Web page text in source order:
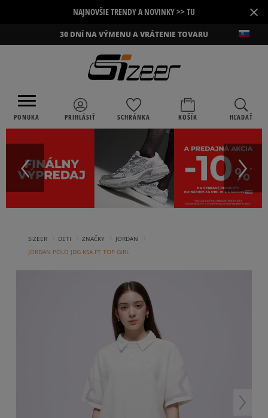
NAJNOVŠIE TRENDY A NOVINKY >> TU ×
30 DNÍ NA VÝMENU A VRÁTENIE TOVARU
PONUKA PRIHLÁSIŤ SCHRÁNKA KOŠÍK HĽADAŤ
SIZEER DETI ZNAČKY JORDAN
JORDAN POLO JDG KSA FT TOP GIRL